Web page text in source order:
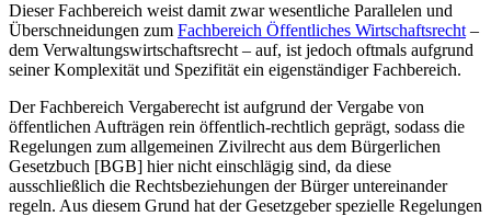
Dieser Fachbereich weist damit zwar wesentliche Parallelen und
Überschneidungen zum Fachbereich Öffentliches Wirtschaftsrecht–
dem Verwaltungswirtschaftsrecht – auf, ist jedoch oftmals aufgrund
seiner Komplexität und Spezifität ein eigenständiger Fachbereich.
Der Fachbereich Vergaberecht ist aufgrund der Vergabe von
öffentlichen Aufträgen rein öffentlich-rechtlich geprägt, sodass die
Regelungen zum allgemeinen Zivilrecht aus dem Bürgerlichen
Gesetzbuch [BGB] hier nicht einschlägig sind, da diese
ausschließlich die Rechtsbeziehungen der Bürger untereinander
regeln. Aus diesem Grund hat der Gesetzgeber spezielle Regelungen